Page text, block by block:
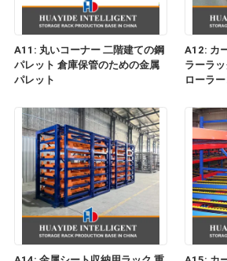
A11: 丸いコーナー 二階建ての鋼
パレット 倉庫保管のための金属
パレット
A12: カ
ラーラ
ローラ